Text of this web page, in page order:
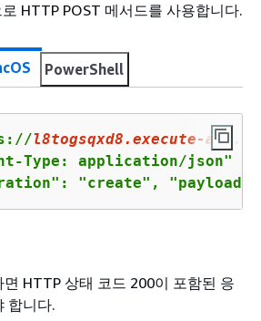
HTTP POST 메서드를 사용합니다.
PowerShell
l8togsqxd8.execute-
Type: application/json" \
"create",
HTTP 상태 코드 200이 포함된 응
합니다.